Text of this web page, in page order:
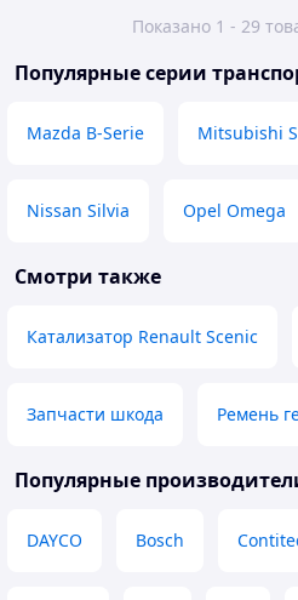
Показано 1 - 29
Популярные серии
Mazda B-Serie Mitsubishi
Nissan Silvia Opel Omega
Смотри также
Катализатор Renault Scenic
Запчасти шкода Ремень
Популярные
DAYCO Bosch